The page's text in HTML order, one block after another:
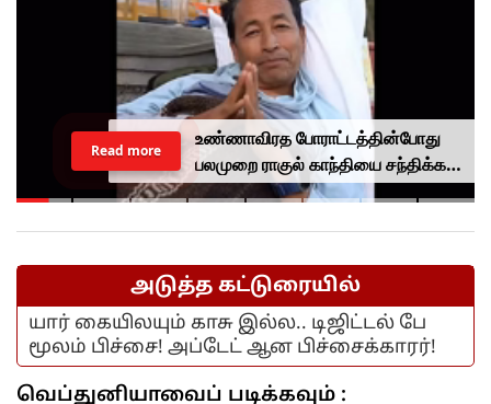
உண்ணாவிரத போராட்டத்தின்போது
பலமுறை ராகுல் காந்தியை சந்திக்க
முயன்றாரா சோனம் வாங்சுக்
Read more
அடுத்த கட்டுரையில்
யார் கையிலயும் காசு இல்ல.. டிஜிட்டல் பே
மூலம் பிச்சை! அப்டேட் ஆன பிச்சைக்காரர்!
வெப்துனியாவைப் படிக்கவும் :